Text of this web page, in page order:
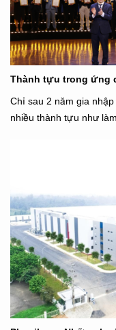
Thành tựu trong ứng
Chỉ sau 2 năm gia
nhiều thành tựu như